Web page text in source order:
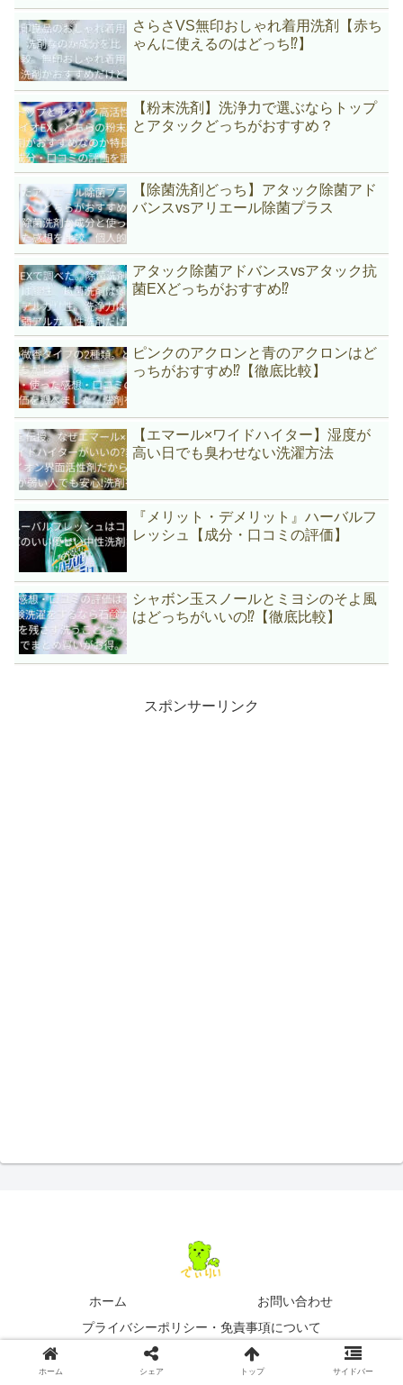
さらさVS無印おしゃれ着用洗剤【赤ち
ゃんに使えるのはどっち⁉】
【粉末洗剤】洗浄力で選ぶならトップ
とアタックどっちがおすすめ？
【除菌洗剤どっち】アタック除菌アド
バンスvsアリエール除菌プラス
アタック除菌アドバンスvsアタック抗
菌EXどっちがおすすめ⁉
ピンクのアクロンと青のアクロンはど
っちがおすすめ⁉【徹底比較】
【エマール×ワイドハイター】湿度が
高い日でも臭わせない洗濯方法
『メリット・デメリット』ハーバルフ
レッシュ【成分・口コミの評価】
シャボン玉スノールとミヨシのそよ風
はどっちがいいの⁉【徹底比較】
スポンサーリンク
ホーム
お問い合わせ
プライバシーポリシー・免責事項について
© 2021 でぃりい.
ホーム シェア トップ サイドバー